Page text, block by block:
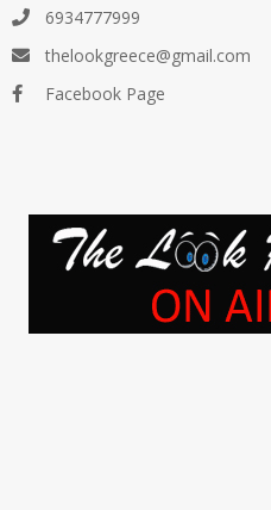
6934777999
thelookgreece@gmail.com
Facebook Page